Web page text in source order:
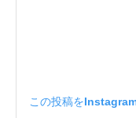
この投稿を